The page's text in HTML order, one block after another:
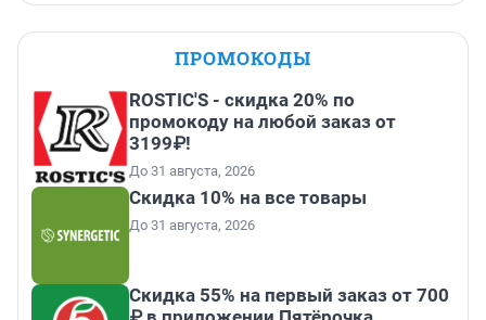
ПРОМОКОДЫ
ROSTIC'S - скидка 20% по
промокоду на любой заказ от
3199₽!
До 31 августа, 2026
Скидка 10% на все товары
До 31 августа, 2026
Скидка 55% на первый заказ от 700